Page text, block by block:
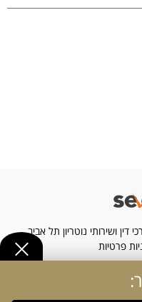
דין ושירותי נוטריון תל אביב
פרטיות